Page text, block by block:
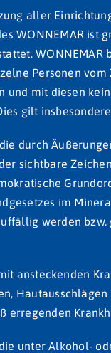
aller
WONNEMAR ist
WONNEMAR
Personen vom
und mit diesen
gilt
durch
sichtbare
im
werden bzw.
ansteckenden
Hautausschlägen
erregenden
unter Alkohol-